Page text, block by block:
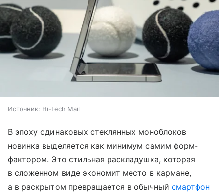
Источник: Hi-Tech Mail
В эпоху одинаковых стеклянных моноблоков
новинка выделяется как минимум самим форм-
фактором. Это стильная раскладушка, которая
в сложенном виде экономит место в кармане,
а в раскрытом превращается в обычный смартфон